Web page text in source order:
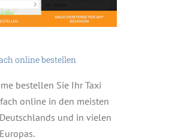
online bestellen
bestellen Sie Ihr Taxi
online in den meisten
und in vielen